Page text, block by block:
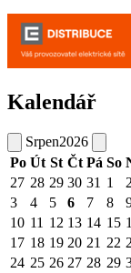
Kalendář
Srpen2026
Po Út St Čt Pá So
27 28 29 30 31 1
2
3
4 5 6 7 8
10 11 12 13 14 15
17 18 19 20 21 22
24 25 26 27 28 29